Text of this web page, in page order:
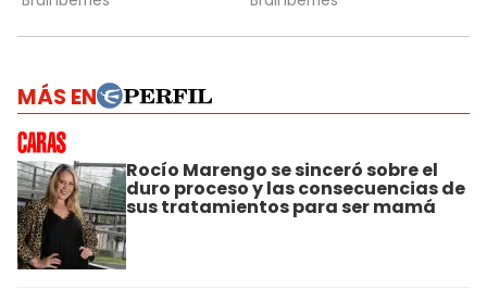
MÁS EN
Rocío Marengo se sinceró sobre el
duro proceso y las consecuencias de
sus tratamientos para ser mamá